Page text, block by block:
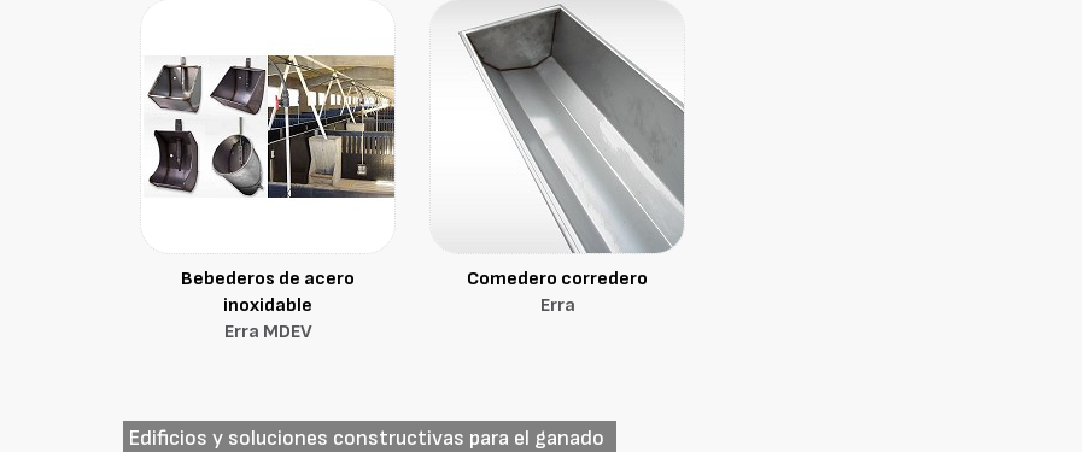
Bebederos de acero
inoxidable
Erra MDEV
Comedero corredero
Erra
Edificios y soluciones constructivas para el ganado